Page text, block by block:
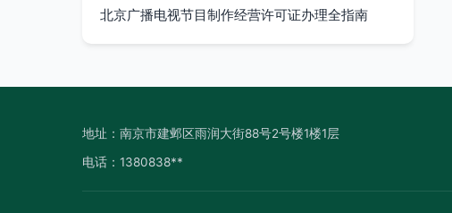
北京广播电视节目制作经营许可证办理全指南
地址：南京市建邺区雨润大街88号2号楼1楼1层
电话：1380838**